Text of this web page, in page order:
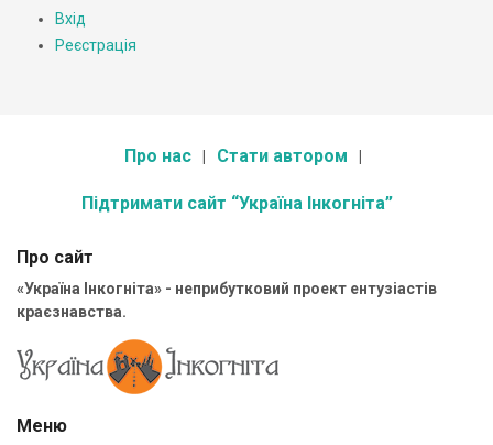
Вхід
Реєстрація
Про нас Стати автором
Підтримати сайт “Україна Інкогніта”
Про сайт
«Україна Інкогніта» - неприбутковий проект ентузіастів
краєзнавства.
Меню